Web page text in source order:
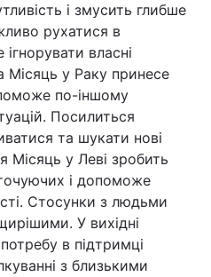
і змусить глибше
рухатися в
власні
Місяць у Раку принесе
по-іншому
Посилиться
та шукати нові
Місяць у Леві зробить
і допоможе
Стосунки з людьми
У вихідні
в підтримці
з близькими